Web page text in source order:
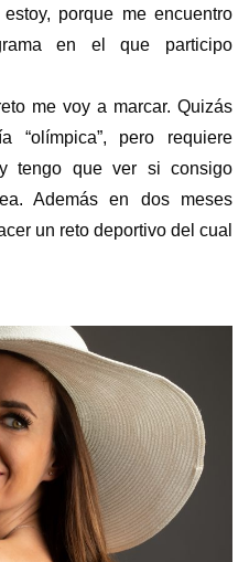
porque me encuentro
en el que participo
me voy a marcar. Quizás
“olímpica”, pero requiere
tengo que ver si consigo
Además en dos meses
un reto deportivo del cual